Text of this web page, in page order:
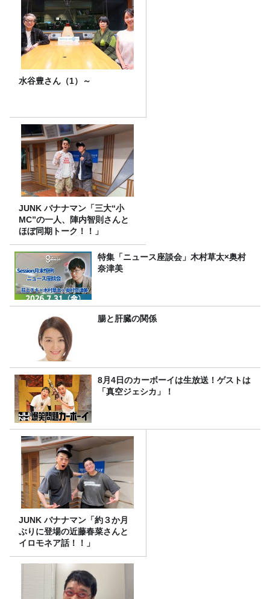
水谷豊さん（1）～
JUNK バナナマン「三大“小
MC”の一人、陣内智則さんと
ほぼ同期トーク！！」
特集「ニュース座談会」木村草太×奥村
奈津美
腸と肝臓の関係
8月4日のカーボーイは生放送！ゲストは
「真空ジェシカ」！
JUNK バナナマン「約３か月
ぶりに登場の近藤春菜さんと
イロモネア話！！」